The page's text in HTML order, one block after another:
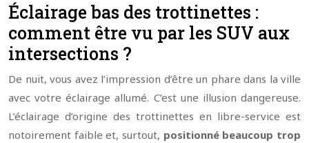
Éclairage bas des trottinettes :
comment être vu par les SUV aux
intersections ?
De nuit, vous avez l’impression d’être un phare dans la ville
avec votre éclairage allumé. C’est une illusion dangereuse.
L’éclairage d’origine des trottinettes en libre-service est
notoirement faible et, surtout, positionné beaucoup trop